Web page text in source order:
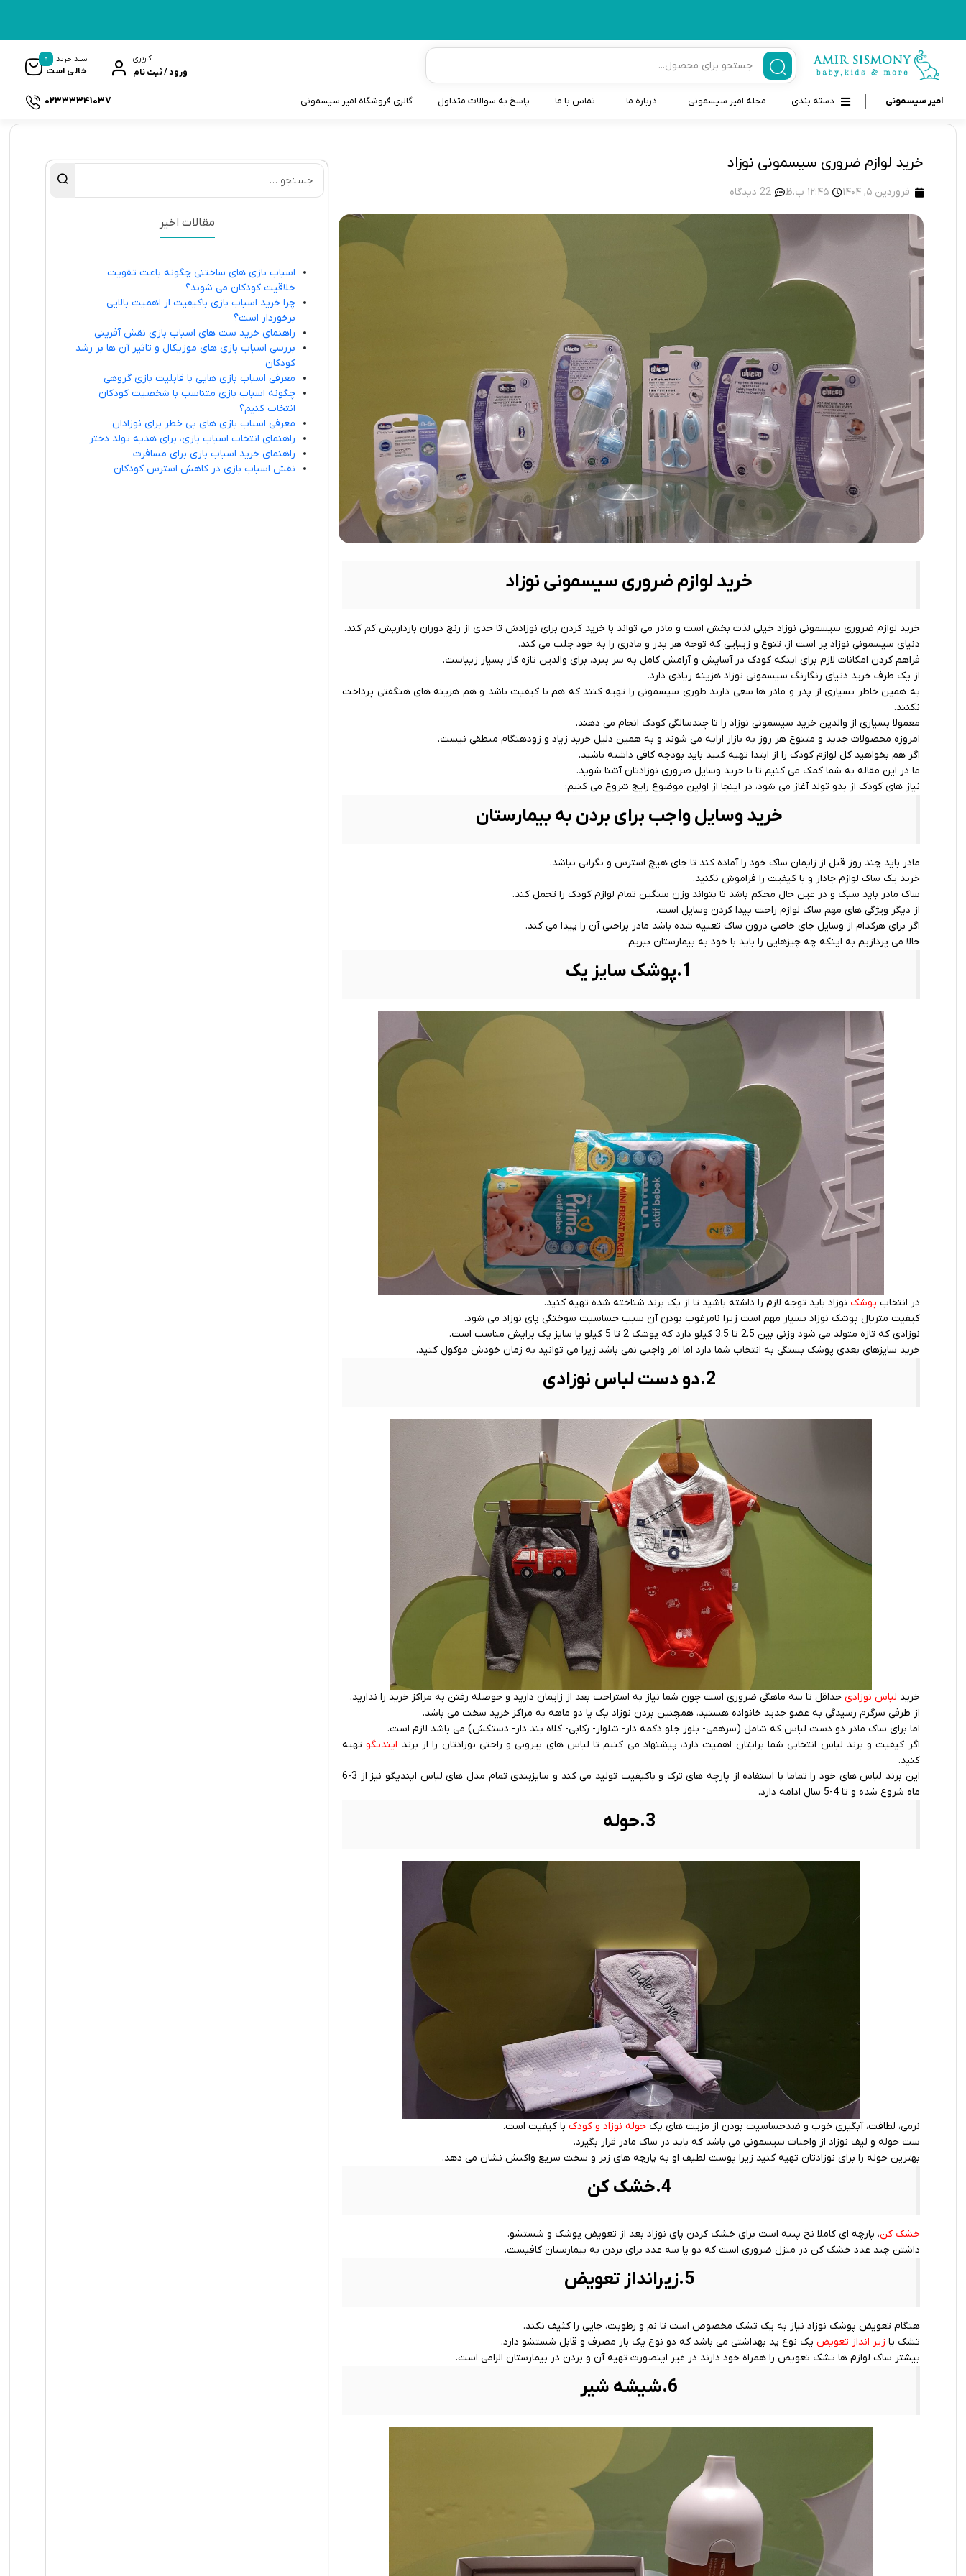
کاربری
ورود / ثبت نام
سبد خرید
خالی است
0
امیر سیسمونی دسته بندی
مسواک و خمیر دندان کودک
تب سنج نوزاد و کودک
دستگاه بخور سرد کودک
سطل و کیسه پوشک نوزاد
گوش پاکن نوزاد و کودک
حمل و نقل نوزاد
لوازم حمام نوزاد
لوازم اتاق نوزاد و کودک
اسباب بازی دخترانه و پسرانه
اسباب بازی نوزاد
مجله امیر سیسمونی درباره ما تماس با ما پاسخ به سوالات متداول گالری فروشگاه امیر سیسمونی 02333341037
خرید لوازم ضروری سیسمونی نوزاد
فروردین 5, 1404 12:45 ب.ظ 22 دیدگاه
خرید لوازم ضروری سیسمونی نوزاد
خرید لوازم ضروری سیسمونی نوزاد خیلی لذت بخش است و مادر می تواند با خرید کردن برای نوزادش تا حدی از رنج دوران بارداریش کم کند.
دنیای سیسمونی نوزاد پر است از، تنوع و زیبایی که توجه هر پدر و مادری را به خود جلب می کند.
فراهم کردن امکانات لازم برای اینکه کودک در آسایش و آرامش کامل به سر ببرد، برای والدین تازه کار بسیار زیباست.
از یک طرف خرید دنیای رنگارنگ سیسمونی نوزاد هزینه زیادی دارد.
به همین خاطر بسیاری از پدر و مادر ها سعی دارند طوری سیسمونی را تهیه کنند که هم با کیفیت باشد و هم هزینه های هنگفتی پرداخت
نکنند.
معمولا بسیاری از والدین خرید سیسمونی نوزاد را تا چندسالگی کودک انجام می دهند.
امروزه محصولات جدید و متنوع هر روز به بازار ارایه می شوند و به همین دلیل خرید زیاد و زودهنگام منطقی نیست.
اگر هم بخواهید کل لوازم کودک را از ابتدا تهیه کنید باید بودجه کافی داشته باشید.
ما در این مقاله به شما کمک می کنیم تا با خرید وسایل ضروری نوزادتان آشنا شوید.
نیاز های کودک از بدو تولد آغاز می شود، در اینجا از اولین موضوع رایج شروع می کنیم:
خرید وسایل واجب برای بردن به بیمارستان
مادر باید چند روز قبل از زایمان ساک خود را آماده کند تا جای هیچ استرس و نگرانی نباشد.
خرید یک ساک لوازم جادار و با کیفیت را فراموش نکنید.
ساک مادر باید سبک و در عین حال محکم باشد تا بتواند وزن سنگین تمام لوازم کودک را تحمل کند.
از دیگر ویژگی های مهم ساک لوازم راحت پیدا کردن وسایل است.
اگر برای هرکدام از وسایل جای خاصی درون ساک تعبیه شده باشد مادر براحتی آن را پیدا می کند.
حالا می پردازیم به اینکه چه چیزهایی را باید با خود به بیمارستان ببریم.
1.پوشک سایز یک
در انتخاب پوشک نوزاد باید توجه لازم را داشته باشید تا از یک برند شناخته شده تهیه کنید.
کیفیت متریال پوشک نوزاد بسیار مهم است زیرا نامرغوب بودن آن سبب حساسیت سوختگی پای نوزاد می شود.
نوزادی که تازه متولد می شود وزنی بین 2.5 تا 3.5 کیلو دارد که پوشک 2 تا 5 کیلو یا سایز یک برایش مناسب است.
خرید سایزهای بعدی پوشک بستگی به انتخاب شما دارد اما امر واجبی نمی باشد زیرا می توانید به زمان خودش موکول کنید.
2.دو دست لباس نوزادی
خرید لباس نوزادی حداقل تا سه ماهگی ضروری است چون شما نیاز به استراحت بعد از زایمان دارید و حوصله رفتن به مراکز خرید را ندارید.
از طرفی سرگرم رسیدگی به عضو جدید خانواده هستید، همچنین بردن نوزاد یک یا دو ماهه به مراکز خرید سخت می باشد.
اما برای ساک مادر دو دست لباس که شامل (سرهمی- بلوز جلو دکمه دار- شلوار- رکابی- کلاه بند دار- دستکش) می باشد لازم است.
اگر کیفیت و برند لباس انتخابی شما برایتان اهمیت دارد، پیشنهاد می کنیم تا لباس های بیرونی و راحتی نوزادتان را از برند ایندیگوتهیه
کنید.
این برند لباس های خود را تماما با استفاده از پارچه های ترک و باکیفیت تولید می کند و سایزبندی تمام مدل های لباس ایندیگو نیز از 3-6
ماه شروع شده و تا 4-5 سال ادامه دارد.
3.حوله
نرمی، لطافت، آبگیری خوب و ضدحساسیت بودن از مزیت های یکحوله نوزاد و کودک با کیفیت است.
ست حوله و لیف نوزاد از واجبات سیسمونی می باشد که باید در ساک مادر قرار بگیرد.
بهترین حوله را برای نوزادتان تهیه کنید زیرا پوست لطیف او به پارچه های زبر و سخت سریع واکنش نشان می دهد.
4.خشک کن
خشک کن، پارچه ای کاملا نخ پنبه است برای خشک کردن پای نوزاد بعد از تعویض پوشک و شستشو.
داشتن چند عدد خشک کن در منزل ضروری است که دو یا سه عدد برای بردن به بیمارستان کافیست.
5.زیرانداز تعویض
هنگام تعویض پوشک نوزاد نیاز به یک تشک مخصوص است تا نم و رطوبت، جایی را کثیف نکند.
تشک یا زیر انداز تعویض یک نوع پد بهداشتی می باشد که دو نوع یک بار مصرف و قابل شستشو دارد.
بیشتر ساک لوازم ها تشک تعویض را همراه خود دارند در غیر اینصورت تهیه آن و بردن در بیمارستان الزامی است.
6.شیشه شیر
مقالات اخیر
اسباب بازی های ساختنی چگونه باعث تقویت
خلاقیت کودکان می شوند؟
چرا خرید اسباب بازی باکیفیت از اهمیت بالایی
برخوردار است؟
راهنمای خرید ست های اسباب بازی نقش آفرینی
بررسی اسباب بازی های موزیکال و تاثیر آن ها بر رشد
کودکان
معرفی اسباب بازی هایی با قابلیت بازی گروهی
چگونه اسباب بازی متناسب با شخصیت کودکان
انتخاب کنیم؟
معرفی اسباب بازی های بی خطر برای نوزادان
راهنمای انتخاب اسباب بازی، برای هدیه تولد دختر
راهنمای خرید اسباب بازی برای مسافرت
نقش اسباب بازی در کاهش استرس کودکان